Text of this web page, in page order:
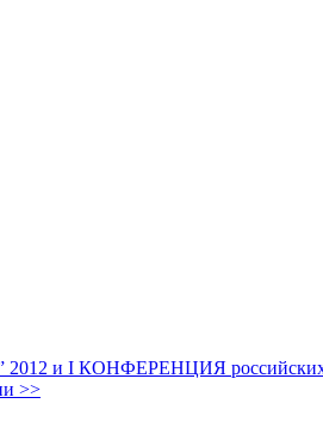
и I КОНФЕРЕНЦИЯ российских
>>